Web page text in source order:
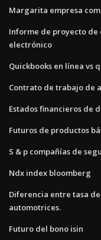
Margarita empresa
Informe de proyecto de
electrónico
Quickbooks en línea vs
Contrato de trabajo de
Estados financieros de
Futuros de productos
S & p compañías de
Ndx index bloomberg
Diferencia entre tasa
automotrices.
Futuro del bono isin